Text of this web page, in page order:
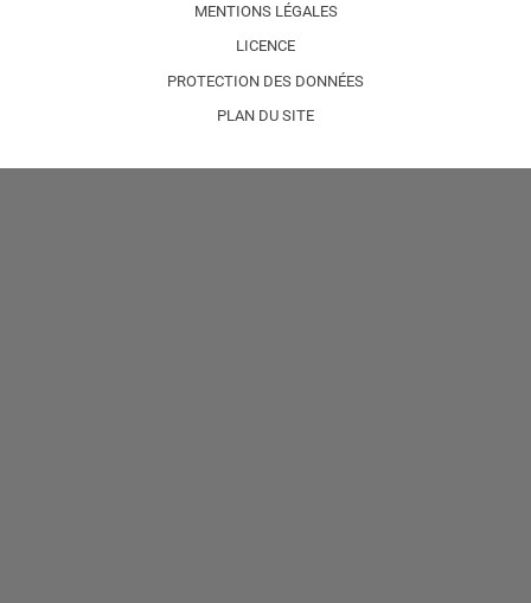
MENTIONS LÉGALES
LICENCE
PROTECTION DES DONNÉES
PLAN DU SITE